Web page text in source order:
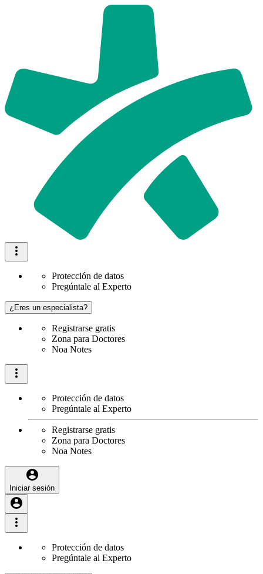
Protección de datos
Pregúntale al Experto
¿Eres un especialista?
Registrarse gratis
Zona para Doctores
Noa Notes
Protección de datos
Pregúntale al Experto
Registrarse gratis
Zona para Doctores
Noa Notes
Iniciar sesión
Protección de datos
Pregúntale al Experto